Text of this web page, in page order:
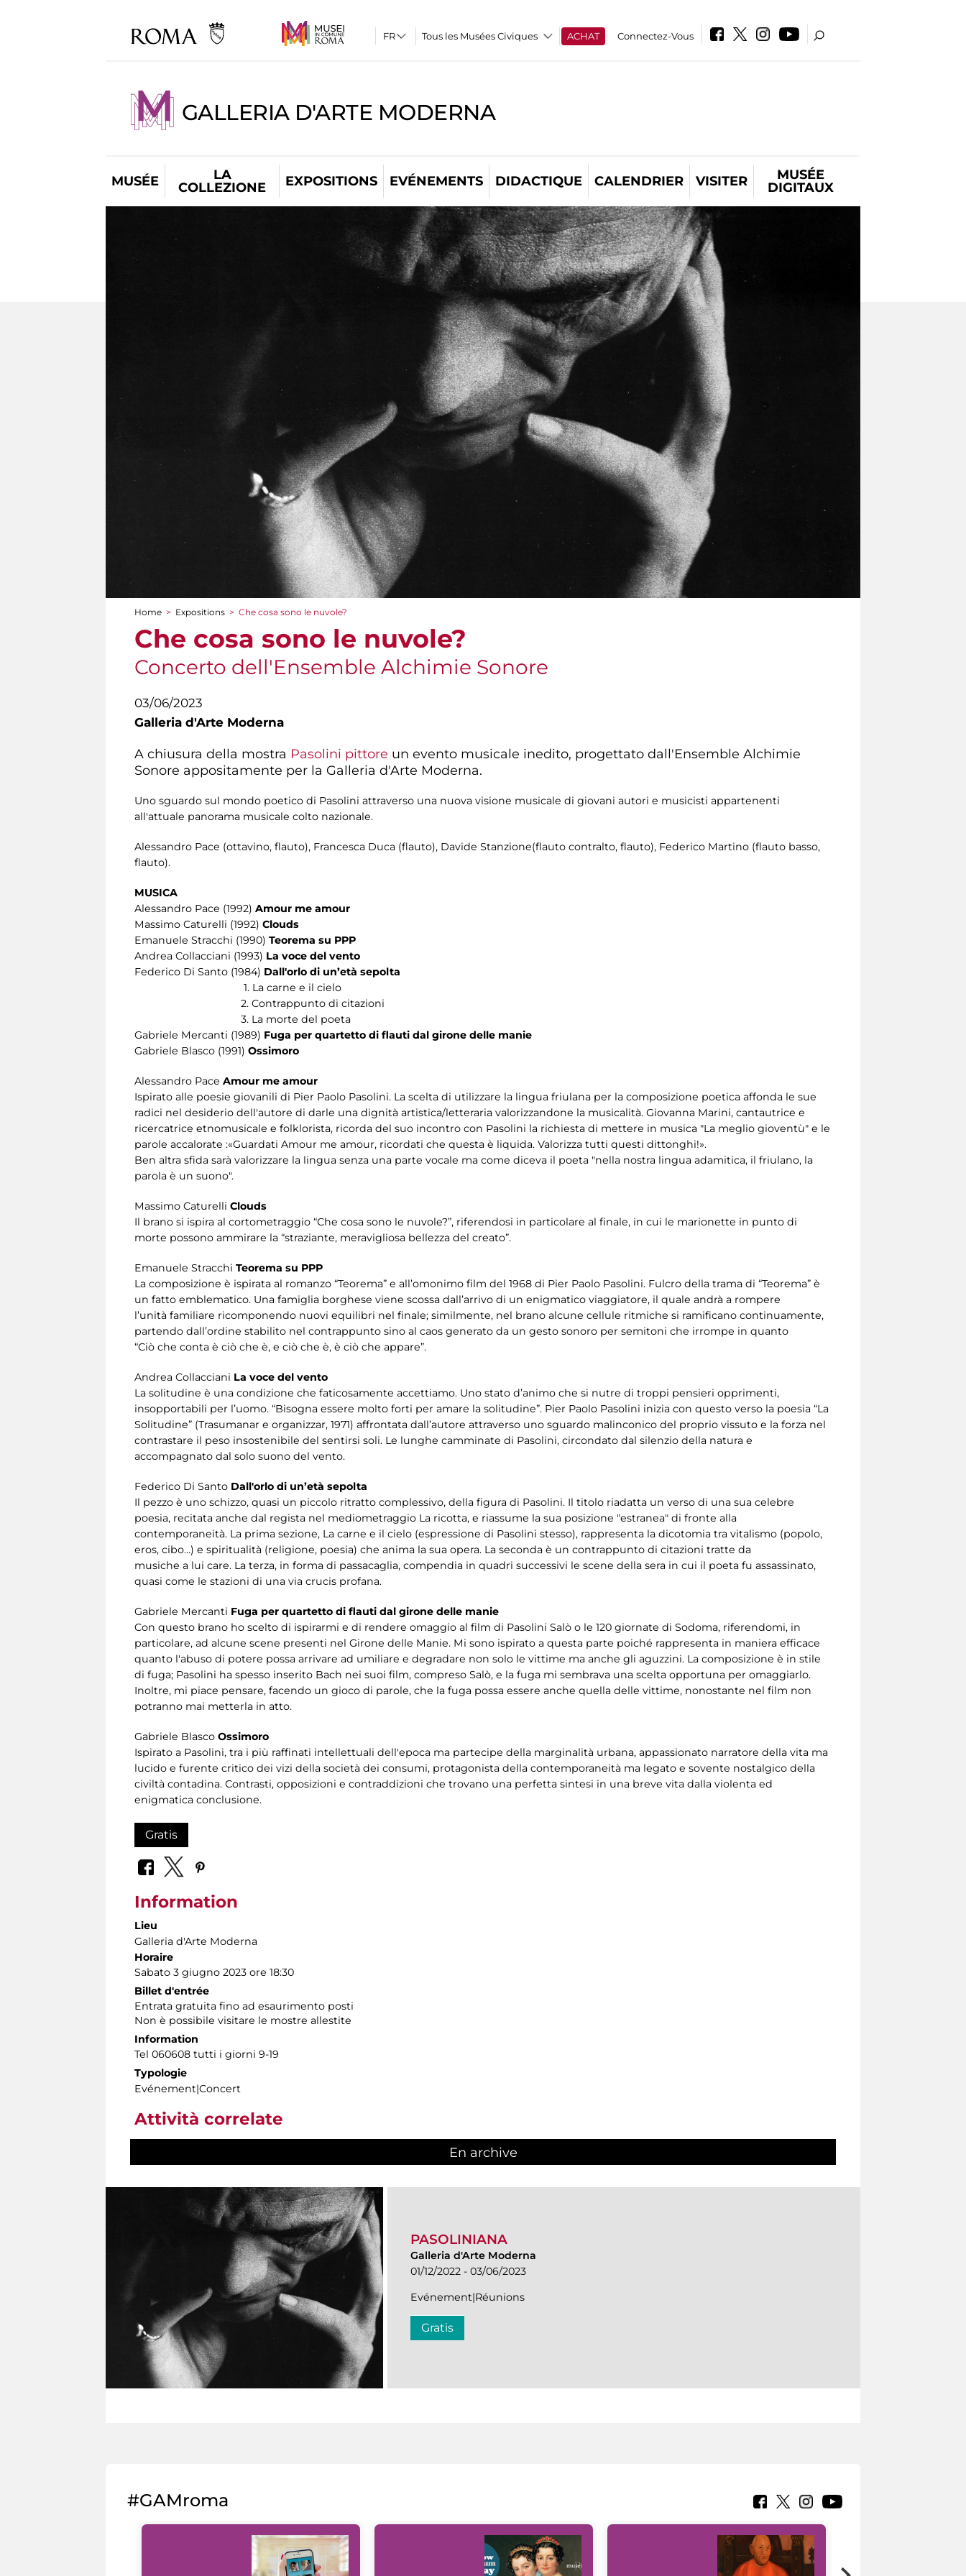
Tous les Musées Civiques ACHAT Connectez-Vous
GALLERIA D'ARTE MODERNA
MUSÉE
LA
COLLEZIONE
EXPOSITIONS EVÉNEMENTS DIDACTIQUE CALENDRIER VISITER
MUSÉE
DIGITAUX
You are here
Home > Expositions > Che cosa sono le nuvole?
Che cosa sono le nuvole?
Concerto dell'Ensemble Alchimie Sonore
03/06/2023
Galleria d'Arte Moderna
A chiusura della mostra Pasolini pittore un evento musicale inedito, progettato dall'Ensemble Alchimie
Sonore appositamente per la Galleria d'Arte Moderna.
Uno sguardo sul mondo poetico di Pasolini attraverso una nuova visione musicale di giovani autori e musicisti appartenenti
all'attuale panorama musicale colto nazionale.
Alessandro Pace (ottavino, flauto), Francesca Duca (flauto), Davide Stanzione(flauto contralto, flauto), Federico Martino (flauto basso,
flauto).
MUSICA
Alessandro Pace (1992) Amour me amour
Massimo Caturelli (1992) Clouds
Emanuele Stracchi (1990) Teorema su PPP
Andrea Collacciani (1993) La voce del vento
Federico Di Santo (1984) Dall'orlo di un’età sepolta
1. La carne e il cielo
2. Contrappunto di citazioni
3. La morte del poeta
Gabriele Mercanti (1989) Fuga per quartetto di flauti dal girone delle manie
Gabriele Blasco (1991) Ossimoro
Alessandro Pace Amour me amour
Ispirato alle poesie giovanili di Pier Paolo Pasolini. La scelta di utilizzare la lingua friulana per la composizione poetica affonda le sue
radici nel desiderio dell'autore di darle una dignità artistica/letteraria valorizzandone la musicalità. Giovanna Marini, cantautrice e
ricercatrice etnomusicale e folklorista, ricorda del suo incontro con Pasolini la richiesta di mettere in musica "La meglio gioventù" e le
parole accalorate :«Guardati Amour me amour, ricordati che questa è liquida. Valorizza tutti questi dittonghi!».
Ben altra sfida sarà valorizzare la lingua senza una parte vocale ma come diceva il poeta "nella nostra lingua adamitica, il friulano, la
parola è un suono".
Massimo Caturelli Clouds
Il brano si ispira al cortometraggio “Che cosa sono le nuvole?”, riferendosi in particolare al finale, in cui le marionette in punto di
morte possono ammirare la “straziante, meravigliosa bellezza del creato”.
Emanuele Stracchi Teorema su PPP
La composizione è ispirata al romanzo “Teorema” e all’omonimo film del 1968 di Pier Paolo Pasolini. Fulcro della trama di “Teorema” è
un fatto emblematico. Una famiglia borghese viene scossa dall’arrivo di un enigmatico viaggiatore, il quale andrà a rompere
l’unità familiare ricomponendo nuovi equilibri nel finale; similmente, nel brano alcune cellule ritmiche si ramificano continuamente,
partendo dall’ordine stabilito nel contrappunto sino al caos generato da un gesto sonoro per semitoni che irrompe in quanto
“Ciò che conta è ciò che è, e ciò che è, è ciò che appare”.
Andrea Collacciani La voce del vento
La solitudine è una condizione che faticosamente accettiamo. Uno stato d’animo che si nutre di troppi pensieri opprimenti,
insopportabili per l’uomo. “Bisogna essere molto forti per amare la solitudine”. Pier Paolo Pasolini inizia con questo verso la poesia “La
Solitudine” (Trasumanar e organizzar, 1971) affrontata dall’autore attraverso uno sguardo malinconico del proprio vissuto e la forza nel
contrastare il peso insostenibile del sentirsi soli. Le lunghe camminate di Pasolini, circondato dal silenzio della natura e
accompagnato dal solo suono del vento.
Federico Di Santo Dall'orlo di un’età sepolta
Il pezzo è uno schizzo, quasi un piccolo ritratto complessivo, della figura di Pasolini. Il titolo riadatta un verso di una sua celebre
poesia, recitata anche dal regista nel mediometraggio La ricotta, e riassume la sua posizione "estranea" di fronte alla
contemporaneità. La prima sezione, La carne e il cielo (espressione di Pasolini stesso), rappresenta la dicotomia tra vitalismo (popolo,
eros, cibo…) e spiritualità (religione, poesia) che anima la sua opera. La seconda è un contrappunto di citazioni tratte da
musiche a lui care. La terza, in forma di passacaglia, compendia in quadri successivi le scene della sera in cui il poeta fu assassinato,
quasi come le stazioni di una via crucis profana.
Gabriele Mercanti Fuga per quartetto di flauti dal girone delle manie
Con questo brano ho scelto di ispirarmi e di rendere omaggio al film di Pasolini Salò o le 120 giornate di Sodoma, riferendomi, in
particolare, ad alcune scene presenti nel Girone delle Manie. Mi sono ispirato a questa parte poiché rappresenta in maniera efficace
quanto l'abuso di potere possa arrivare ad umiliare e degradare non solo le vittime ma anche gli aguzzini. La composizione è in stile
di fuga; Pasolini ha spesso inserito Bach nei suoi film, compreso Salò, e la fuga mi sembrava una scelta opportuna per omaggiarlo.
Inoltre, mi piace pensare, facendo un gioco di parole, che la fuga possa essere anche quella delle vittime, nonostante nel film non
potranno mai metterla in atto.
Gabriele Blasco Ossimoro
Ispirato a Pasolini, tra i più raffinati intellettuali dell'epoca ma partecipe della marginalità urbana, appassionato narratore della vita ma
lucido e furente critico dei vizi della società dei consumi, protagonista della contemporaneità ma legato e sovente nostalgico della
civiltà contadina. Contrasti, opposizioni e contraddizioni che trovano una perfetta sintesi in una breve vita dalla violenta ed
enigmatica conclusione.
Gratis
Information
Lieu
Galleria d'Arte Moderna
Horaire
Sabato 3 giugno 2023 ore 18:30
Billet d'entrée
Entrata gratuita fino ad esaurimento posti
Non è possibile visitare le mostre allestite
Information
Tel 060608 tutti i giorni 9-19
Typologie
Evénement|Concert
Attività correlate
En archive
PASOLINIANA
Galleria d'Arte Moderna
01/12/2022 - 03/06/2023
Evénement|Réunions
Gratis
#GAMroma